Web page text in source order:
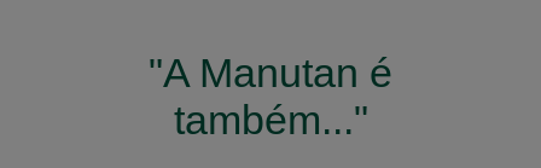
"A Manutan é
também..."